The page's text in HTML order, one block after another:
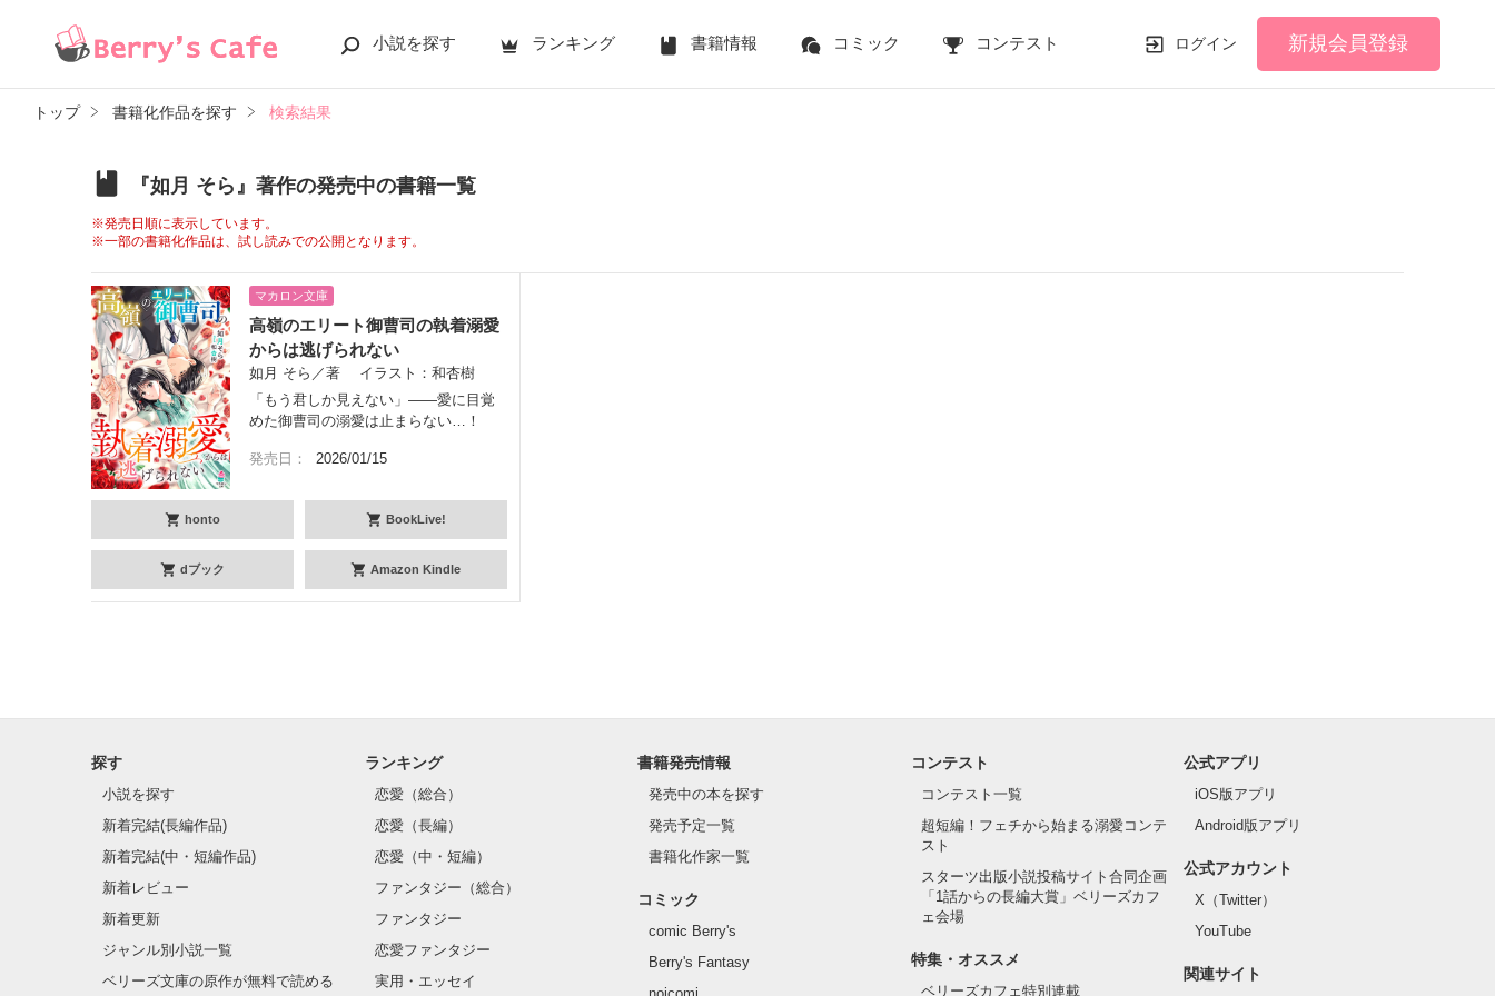
小説を探す ランキング 書籍情報 コミック コンテスト ログイン 新規会員登録
トップ 書籍化作品を探す 検索結果
『如月 そら』著作の発売中の書籍一覧
※発売日順に表示しています。
※一部の書籍化作品は、試し読みでの公開となります。
マカロン文庫
高嶺のエリート御曹司の執着溺愛
からは逃げられない
如月 そら／著 イラスト：和杏樹
「もう君しか見えない」――愛に目覚
めた御曹司の溺愛は止まらない…！
発売日： 2026/01/15
honto BookLive!
dブック Amazon Kindle
探す
小説を探す
新着完結(長編作品)
新着完結(中・短編作品)
新着レビュー
新着更新
ジャンル別小説一覧
ベリーズ文庫の原作が無料で読める
ランキング
恋愛（総合）
恋愛（長編）
恋愛（中・短編）
ファンタジー（総合）
ファンタジー
恋愛ファンタジー
実用・エッセイ
書籍発売情報
発売中の本を探す
発売予定一覧
書籍化作家一覧
コミック
comic Berry's
Berry's Fantasy
コンテスト
コンテスト一覧
超短編！フェチから始まる溺愛コンテ
スト
スターツ出版小説投稿サイト合同企画
「1話からの長編大賞」ベリーズカフ
ェ会場
特集・オススメ
ベリーズカフェ特別連載
公式アプリ
iOS版アプリ
Android版アプリ
公式アカウント
X（Twitter）
YouTube
関連サイト